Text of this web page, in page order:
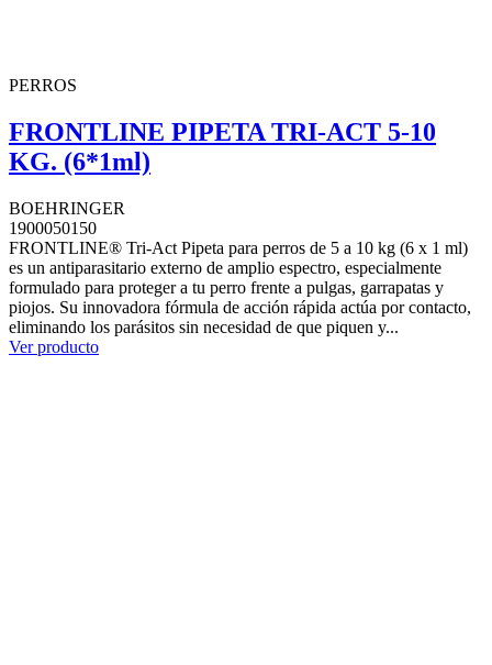
PERROS
FRONTLINE PIPETA TRI-ACT 5-10
KG. (6*1ml)
BOEHRINGER
1900050150
FRONTLINE® Tri-Act Pipeta para perros de 5 a 10 kg (6 x 1 ml)
es un antiparasitario externo de amplio espectro, especialmente
formulado para proteger a tu perro frente a pulgas, garrapatas y
piojos. Su innovadora fórmula de acción rápida actúa por contacto,
eliminando los parásitos sin necesidad de que piquen y...
Ver producto